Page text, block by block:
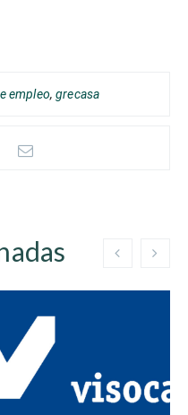
empleo,grecasa